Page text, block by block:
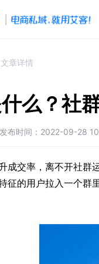
章详情
么？社
发布时间：2022-09-28
成交率，离不开社群
征的用户拉入一个群